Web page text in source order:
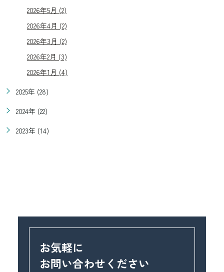
2026年5月 (2)
2026年4月 (2)
2026年3月 (2)
2026年2月 (3)
2026年1月 (4)
2025年 (28)
2024年 (22)
2023年 (14)
お気軽に
お問い合わせください